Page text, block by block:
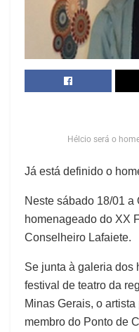
Hélcio será o
Já está definido o
Neste sábado 18/01 a
homenageado do XX
Conselheiro Lafaiete.
Se junta à galeria dos
festival de teatro da
Minas Gerais, o
membro do Ponto de